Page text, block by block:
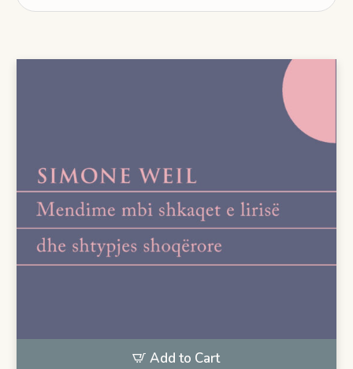
Add to Cart